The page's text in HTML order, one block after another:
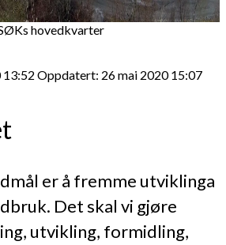
hovedkvarter
13:52 Oppdatert: 26 mai 2020 15:07
er å fremme utviklinga
Det skal vi gjøre
utvikling, formidling,